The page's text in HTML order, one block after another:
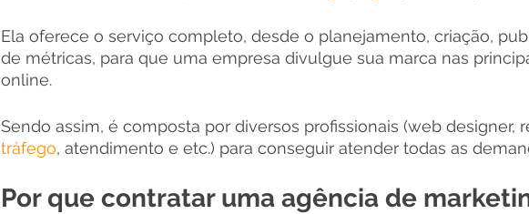
Ela oferece o serviço completo, desde o planejamento, criação,
de métricas, para que uma empresa divulgue sua marca nas
online.
Sendo assim, é composta por diversos profissionais (web designer,
tráfego, atendimento e etc.) para conseguir atender todas as
Por que contratar uma agência de